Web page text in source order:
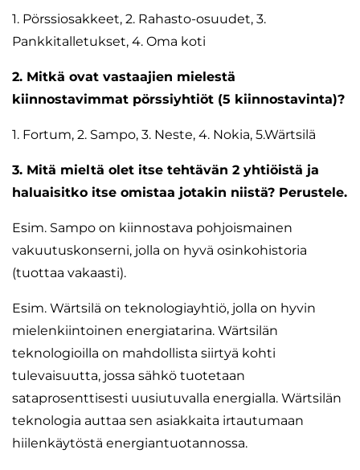
1. Pörssiosakkeet, 2. Rahasto-osuudet, 3.
Pankkitalletukset, 4. Oma koti
2. Mitkä ovat vastaajien mielestä
kiinnostavimmat pörssiyhtiöt (5 kiinnostavinta)?
1. Fortum, 2. Sampo, 3. Neste, 4. Nokia, 5.Wärtsilä
3. Mitä mieltä olet itse tehtävän 2 yhtiöistä ja
haluaisitko itse omistaa jotakin niistä? Perustele.
Esim. Sampo on kiinnostava pohjoismainen
vakuutuskonserni, jolla on hyvä osinkohistoria
(tuottaa vakaasti).
Esim. Wärtsilä on teknologiayhtiö, jolla on hyvin
mielenkiintoinen energiatarina. Wärtsilän
teknologioilla on mahdollista siirtyä kohti
tulevaisuutta, jossa sähkö tuotetaan
sataprosenttisesti uusiutuvalla energialla. Wärtsilän
teknologia auttaa sen asiakkaita irtautumaan
hiilenkäytöstä energiantuotannossa.